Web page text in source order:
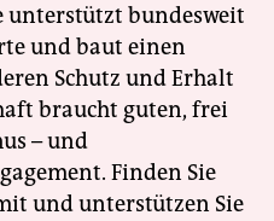
unterstützt bundesweit
und baut einen
Schutz und Erhalt
braucht guten, frei
– und
Finden Sie
und unterstützen Sie